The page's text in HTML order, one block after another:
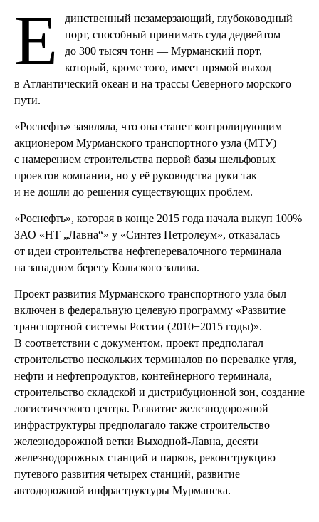
Е
динственный незамерзающий, глубоководный
порт, способный принимать суда дедвейтом
до 300 тысяч тонн — Мурманский порт,
который, кроме того, имеет прямой выход
в Атлантический океан и на трассы Северного морского
пути.
«Роснефть» заявляла, что она станет контролирующим
акционером Мурманского транспортного узла (МТУ)
с намерением строительства первой базы шельфовых
проектов компании, но у её руководства руки так
и не дошли до решения существующих проблем.
«Роснефть», которая в конце 2015 года начала выкуп 100%
ЗАО «НТ „Лавна“» у «Синтез Петролеум», отказалась
от идеи строительства нефтеперевалочного терминала
на западном берегу Кольского залива.
Проект развития Мурманского транспортного узла был
включен в федеральную целевую программу «Развитие
транспортной системы России (2010−2015 годы)».
В соответствии с документом, проект предполагал
строительство нескольких терминалов по перевалке угля,
нефти и нефтепродуктов, контейнерного терминала,
строительство складской и дистрибуционной зон, создание
логистического центра. Развитие железнодорожной
инфраструктуры предполагало также строительство
железнодорожной ветки Выходной-Лавна, десяти
железнодорожных станций и парков, реконструкцию
путевого развития четырех станций, развитие
автодорожной инфраструктуры Мурманска.